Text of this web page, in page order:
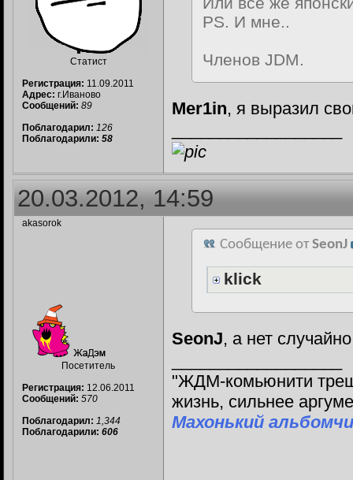
Статист
Регистрация: 11.09.2011
Адрес: г.Иваново
Сообщений: 89
Поблагодарил: 126
Поблагодарили: 58
PS. И мне..
Членов JDM.
Mer1in, я выразил
20.03.2012, 14:59
akasorok
Посетитель
Регистрация: 12.06.2011
Сообщений: 570
Поблагодарил: 1,344
Поблагодарили: 606
Сообщение от SeonJ
klick
SeonJ, а нет
"ЖДМ-комьюнити
жизнь, сильнее
Махонький